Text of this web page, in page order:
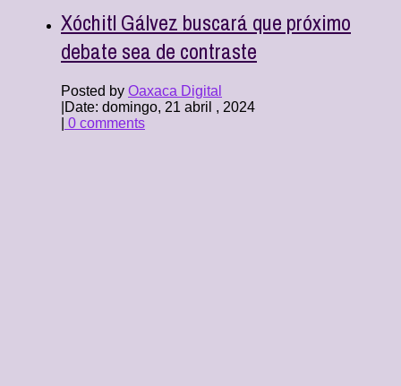
Xóchitl Gálvez buscará que próximo
debate sea de contraste
Posted by Oaxaca Digital
Date: domingo, 21 abril , 2024
0 comments